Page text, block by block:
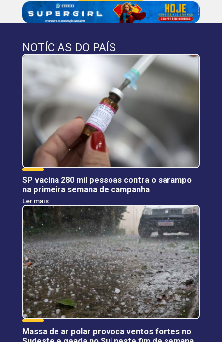
NOTÍCIAS DO PAÍS
SP vacina 280 mil pessoas contra o sarampo
na primeira semana de campanha
Ler mais
Massa de ar polar provoca ventos fortes no